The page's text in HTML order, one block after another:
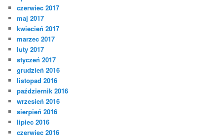
czerwiec 2017
maj 2017
kwiecień 2017
marzec 2017
luty 2017
styczeń 2017
grudzień 2016
listopad 2016
październik 2016
wrzesień 2016
sierpień 2016
lipiec 2016
czerwiec 2016